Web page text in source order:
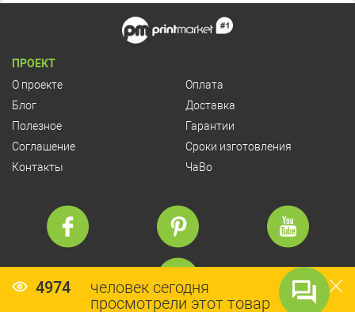
4974
человек сегодня
просмотрели этот товар
ПРОЕКТ
О проекте
Блог
Полезное
Соглашение
Контакты
Оплата
Доставка
Гарантии
Сроки изготовления
ЧаВо